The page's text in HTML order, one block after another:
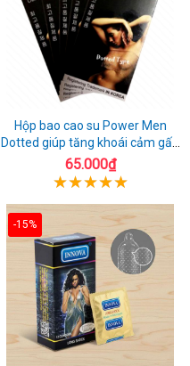
Hộp bao cao su Power Men
Dotted giúp tăng khoái cảm gấp
đôi
65.000₫
-15%